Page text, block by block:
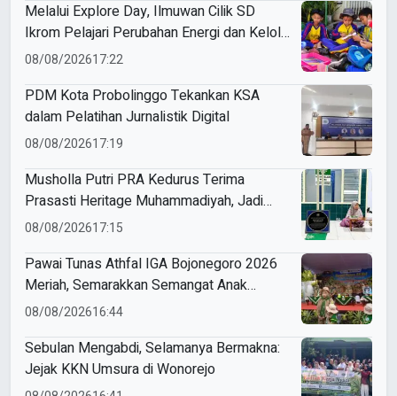
Melalui Explore Day, Ilmuwan Cilik SD
Ikrom Pelajari Perubahan Energi dan Kelola
Sampah demi Bumi
08/08/202617:22
PDM Kota Probolinggo Tekankan KSA
dalam Pelatihan Jurnalistik Digital
08/08/202617:19
Musholla Putri PRA Kedurus Terima
Prasasti Heritage Muhammadiyah, Jadi
Pengingat Sejarah Dakwah dan Amal Saleh
08/08/202617:15
Pawai Tunas Athfal IGA Bojonegoro 2026
Meriah, Semarakkan Semangat Anak
Sholeh Berkemajuan
08/08/202616:44
Sebulan Mengabdi, Selamanya Bermakna:
Jejak KKN Umsura di Wonorejo